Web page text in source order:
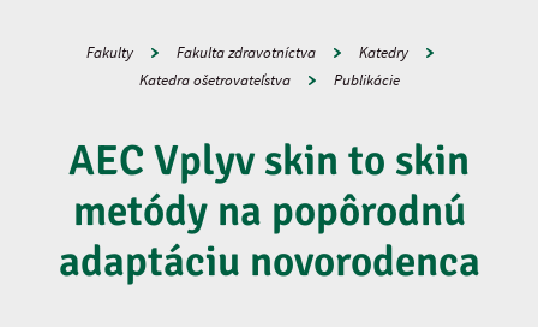
Fakulty Fakulta zdravotníctva
Katedry
Katedra ošetrovateľstva
Publikácie
AEC Vplyv skin to skin
metódy na popôrodnú
adaptáciu novorodenca